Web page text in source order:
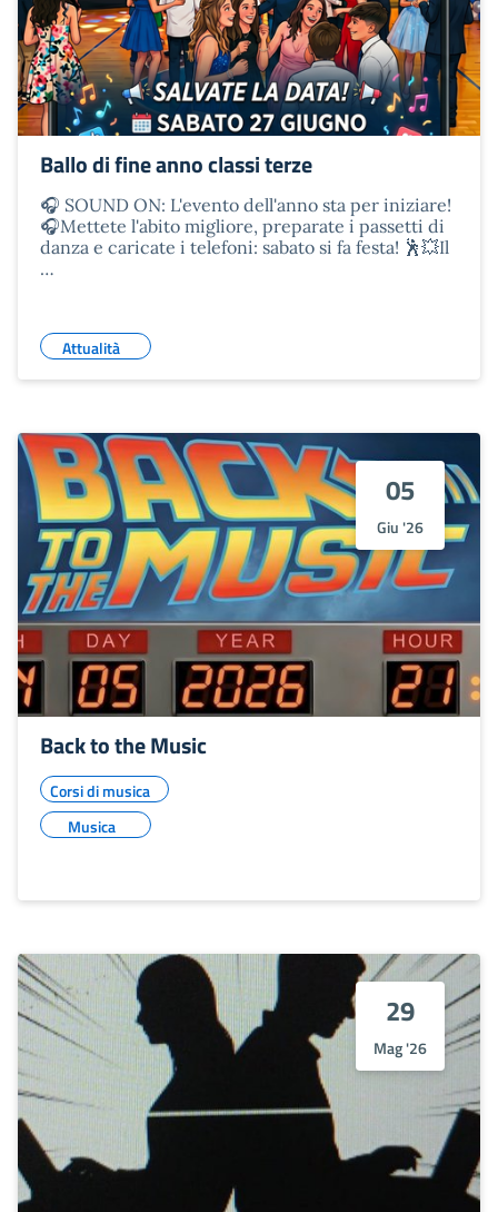
Ballo di fine anno classi terze
🎧 SOUND ON: L'evento dell'anno sta per iniziare!
🎧Mettete l'abito migliore, preparate i passetti di
danza e caricate i telefoni: sabato si fa festa! 🕺💥Il
…
Attualità
05
Giu '26
Back to the Music
Corsi di musica
Musica
29
Mag '26